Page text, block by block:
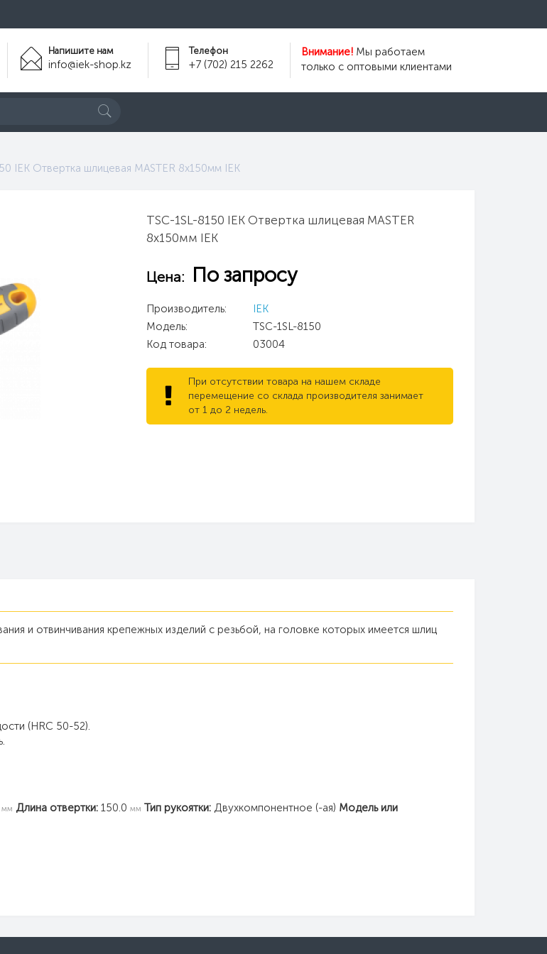
Внимание! Мы работаем
только с оптовыми клиентами
Телефон
+7 (702) 215 2262
Напишите нам
info@iek-shop.kz
IEK Отвертка шлицевая MASTER 8х150мм IEK
TSC-1SL-8150 IEK Отвертка шлицевая MASTER
8х150мм IEK
Цена: По запросу
Производитель:
IEK
Модель:
TSC-1SL-8150
Код товара:
03004
При отсутствии товара на нашем складе
перемещение со склада производителя занимает
от 1 до 2 недель.
и отвинчивания крепежных изделий с резьбой, на головке которых имеется шлиц
(HRC 50-52).
мм Длина отвертки: 150.0 мм Тип рукоятки: Двухкомпонентное (-ая) Модель или